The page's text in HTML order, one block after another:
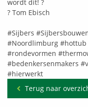
wordt dit! ?
? Tom Ebisch
#Sijbers
#Noordlimburg #hottub
#rondevormen
#bedenkersenmakers
#hierwerkt
Terug naar